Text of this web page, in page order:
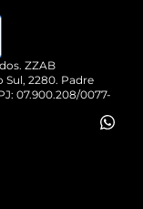
ZZAB
Sul, 2280. Padre
07.900.208/0077-